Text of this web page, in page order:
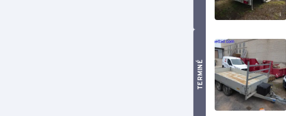
TERMINÉ